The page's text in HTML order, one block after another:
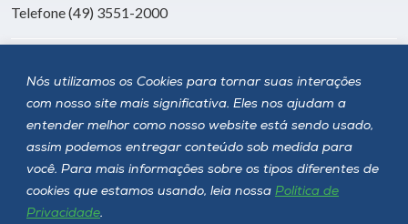
Nós utilizamos os Cookies para tornar suas interações
com nosso site mais significativa. Eles nos ajudam a
entender melhor como nosso website está sendo usado,
assim podemos entregar conteúdo sob medida para
você. Para mais informações sobre os tipos diferentes de
cookies que estamos usando, leia nossa Política de
Privacidade.
Telefone (49) 3551-2000
Siga a Unoesc